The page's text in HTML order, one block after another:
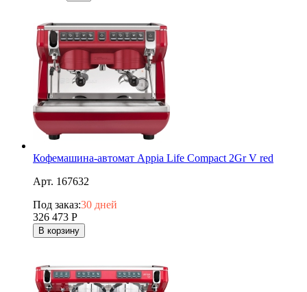
Кофемашина-автомат Appia Life Compact 2Gr V red
Арт. 167632
Под заказ:30 дней
326 473 Р
В корзину